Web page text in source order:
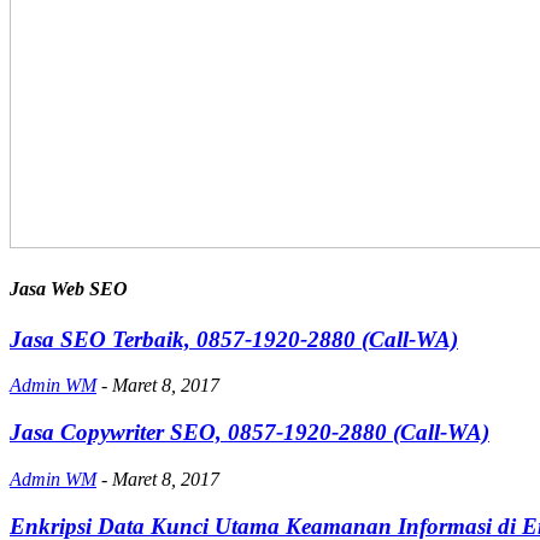
Jasa Web SEO
Jasa SEO Terbaik, 0857-1920-2880 (Call-WA)
Admin WM - Maret 8, 2017
Jasa Copywriter SEO, 0857-1920-2880 (Call-WA)
Admin WM - Maret 8, 2017
Enkripsi Data Kunci Utama Keamanan Informasi di